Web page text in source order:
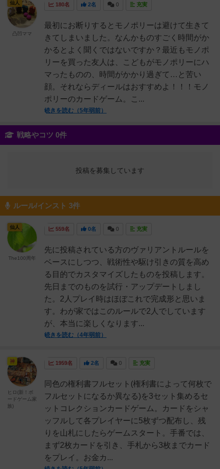
180名 2名 0 充実
最初にお断りするとモノポリーは避けて生きて
きてしまいました。なんかものすごく時間がか
かるとよく聞くではないですか？最近もモノポ
リーを買った友人は、こどもがモノポリーにハ
マったものの、時間がかかり過ぎて…と苦い
顔。それならディールはおすすめよ！！！モノ
ポリーのカードゲーム。こ...
続きを読む（5年弱前）
仙人
凸凹ママ
戦略やコツ 0件
投稿を募集しています
ルール/インスト 3件
559名 0名 0 充実
先に投稿されている方のヴァリアントルールを
ベースにしつつ、戦術性や駆け引きの質を高め
る目的でカスタマイズしたものを投稿します。
先日までのものを試行・アップデートしまし
た。2人プレイ時はほぼこれで完成形と思いま
す。わが家ではこのルールで2人でしています
が、本当に楽しくなります...
続きを読む（4年弱前）
仙人
The100周年
1959名 2名 0 充実
同色の権利書フルセット(権利書によって何枚で
フルセットになるか異なる)を3セット集めるセ
ットコレクションカードゲーム。カードをシャ
ッフルして各プレイヤーに5枚ずつ配布し、残
りを山札にしたらゲームスタート。手番では、
まず2枚カードを引き、手札から3枚までカード
をプレイ。お金カ...
神
ヒロ(新！ボ
ードゲーム家
族)